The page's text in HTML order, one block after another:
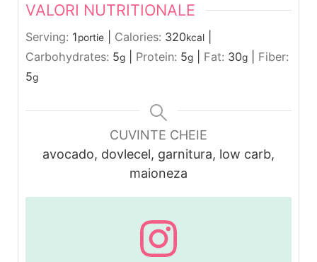
VALORI NUTRITIONALE
Serving: 1portie Calories: 320kcal
Carbohydrates: 5g Protein: 5g Fat: 30g
Fiber:
5g
CUVINTE CHEIE
avocado, dovlecel, garnitura, low carb,
maioneza